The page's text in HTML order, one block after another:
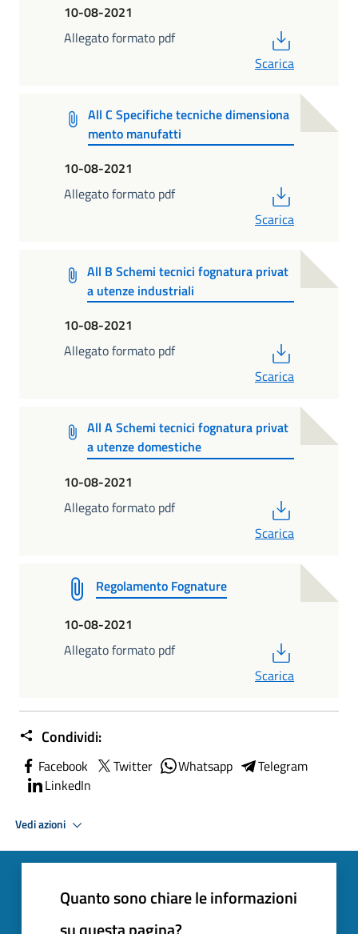
10-08-2021
Allegato formato pdf
Scarica
All C Specifiche tecniche dimensiona
mento manufatti
10-08-2021
Allegato formato pdf
Scarica
All B Schemi tecnici fognatura privat
a utenze industriali
10-08-2021
Allegato formato pdf
Scarica
All A Schemi tecnici fognatura privat
a utenze domestiche
10-08-2021
Allegato formato pdf
Scarica
Regolamento Fognature
10-08-2021
Allegato formato pdf
Scarica
Condividi:
Facebook Twitter Whatsapp
Telegram
LinkedIn
Vedi azioni
Quanto sono chiare le informazioni